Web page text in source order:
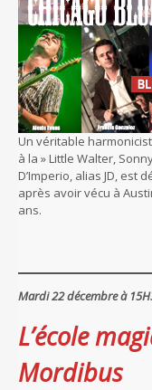
Un véritable
à la » Little Walter,
D’Imperio, alias JD, est
après avoir vécu à
ans.
Mardi 22 décembre à
L’école
Mordibus